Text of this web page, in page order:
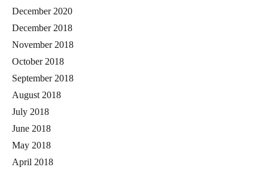
December 2020
December 2018
November 2018
October 2018
September 2018
August 2018
July 2018
June 2018
May 2018
April 2018